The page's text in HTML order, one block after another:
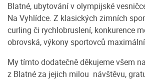
Blatné, ubytování v olympijské
Na Vyhlídce. Z klasických zimních
curling či rychlobruslení, konkurence
obrovská, výkony sportovců
My tímto dodatečně děkujeme všem
z Blatné za jejich milou návštěvu,